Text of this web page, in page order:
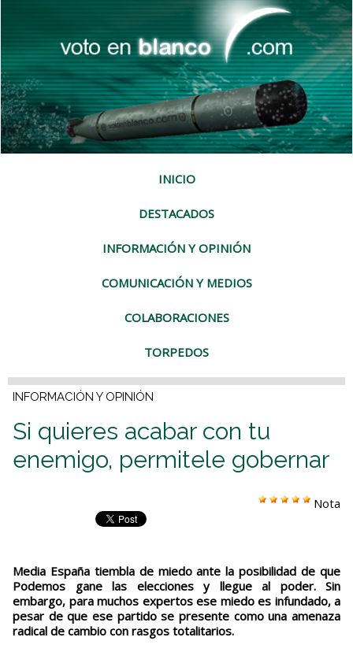
INICIO
DESTACADOS
INFORMACIÓN Y OPINIÓN
COMUNICACIÓN Y MEDIOS
COLABORACIONES
TORPEDOS
INFORMACIÓN Y OPINIÓN
Si quieres acabar con tu
enemigo, permitele gobernar
Nota
Media España tiembla de miedo ante la posibilidad de que
Podemos gane las elecciones y llegue al poder. Sin
embargo, para muchos expertos ese miedo es infundado, a
pesar de que ese partido se presente como una amenaza
radical de cambio con rasgos totalitarios.